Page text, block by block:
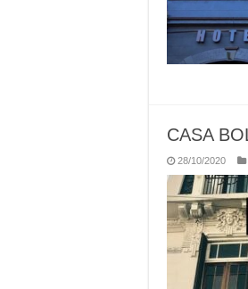
CASA
28/10/2020